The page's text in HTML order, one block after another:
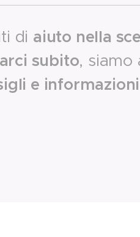
di aiuto nella
subito, siamo
e